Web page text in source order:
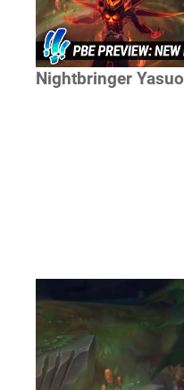
Nightbringer Yasuo